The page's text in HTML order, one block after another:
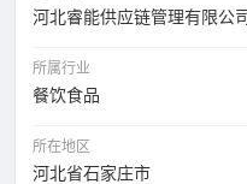
河北睿能供应链管理有限公
所属行业
餐饮食品
所在地区
河北省石家庄市